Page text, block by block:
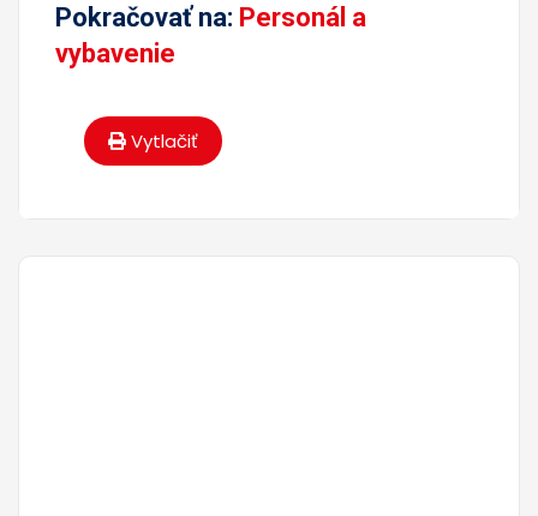
Pokračovať na: Personál a
vybavenie
Vytlačiť